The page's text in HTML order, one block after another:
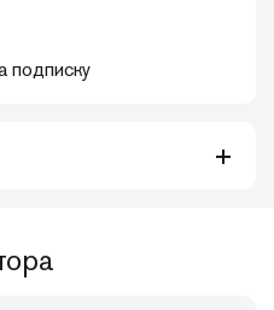
подписку